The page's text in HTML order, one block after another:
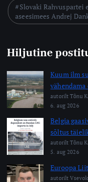
Slovaki Rahvuspartei
aseesimees Andrej
Hiljutine
Kuum ilm
autorilt Tõnu
6. aug 2026
Belgia
sõltus
autorilt Tõnu
5. aug 2026
Euroopa
autorilt